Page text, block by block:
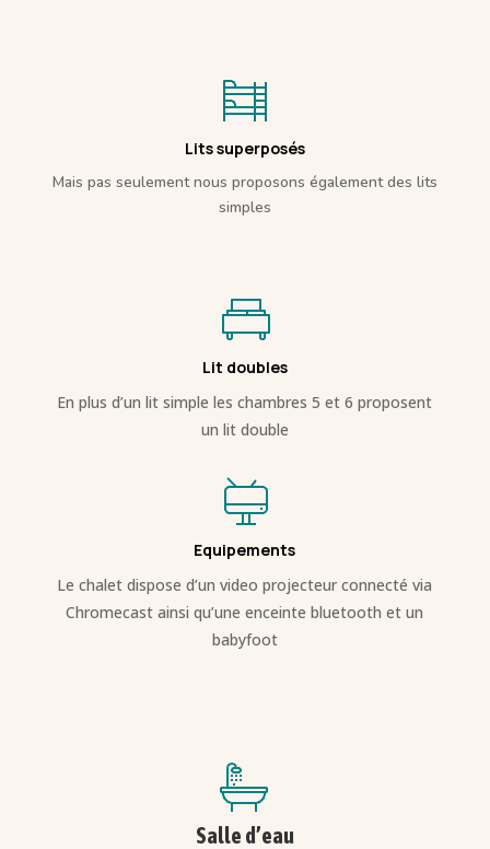
Lits superposés
Mais pas seulement nous proposons également des lits
simples
Lit doubles
En plus d’un lit simple les chambres 5 et 6 proposent
un lit double
Equipements
Le chalet dispose d’un video projecteur connecté via
Chromecast ainsi qu’une enceinte bluetooth et un
babyfoot
Salle d’eau